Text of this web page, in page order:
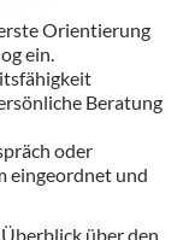
Orientierung
ein.
Beratung
oder
eingeordnet und
über den